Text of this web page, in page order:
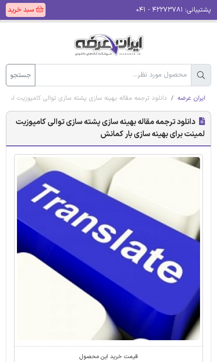
پشتیبانی: سبد خرید
جستجو
ایران عرضه دانلود ترجمه مقاله بهینه سازی پشته سازی توالی کامپوزیت
دانلود ترجمه مقاله بهینه سازی پشته سازی توالی کامپوزیت
لمینت برای بهینه سازی بار کمانش
قیمت خرید این محصول